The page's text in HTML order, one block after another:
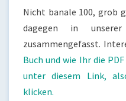
Nicht banale 100, grob
dagegen in unserer
zusammengefasst.
Buch und wie Ihr die
unter diesem Link,
klicken.